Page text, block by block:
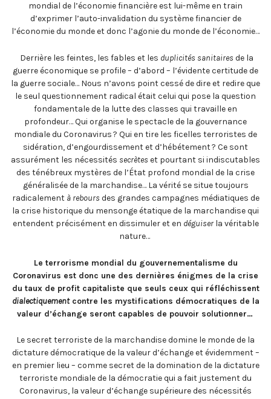
mondial de l’économie financière est lui-même en train
d’exprimer l’auto-invalidation du système financier de
l’économie du monde et donc l’agonie du monde de l’économie…
Derrière les feintes, les fables et les duplicités sanitaires de la
guerre économique se profile – d’abord – l’évidente certitude de
la guerre sociale… Nous n’avons point cessé de dire et redire que
le seul questionnement radical était celui qui pose la question
fondamentale de la lutte des classes qui travaille en
profondeur… Qui organise le spectacle de la gouvernance
mondiale du Coronavirus ? Qui en tire les ficelles terroristes de
sidération, d’engourdissement et d’hébétement ? Ce sont
assurément les nécessités secrètes et pourtant si indiscutables
des ténébreux mystères de l’État profond mondial de la crise
généralisée de la marchandise… La vérité se situe toujours
radicalement à rebours des grandes campagnes médiatiques de
la crise historique du mensonge étatique de la marchandise qui
entendent précisément en dissimuler et en déguiserla véritable
nature…
Le terrorisme mondial du gouvernementalisme du
Coronavirus est donc une des dernières énigmes de la crise
du taux de profit capitaliste que seuls ceux qui réfléchissent
dialectiquementcontre les mystifications démocratiques de la
valeur d’échange seront capables de pouvoir solutionner…
Le secret terroriste de la marchandise domine le monde de la
dictature démocratique de la valeur d’échange et évidemment –
en premier lieu – comme secret de la domination de la dictature
terroriste mondiale de la démocratie qui a fait justement du
Coronavirus, la valeur d’échange supérieure des nécessités